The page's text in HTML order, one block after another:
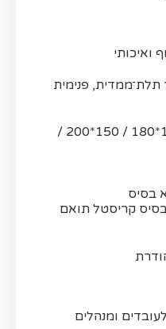
תלת־ממדית, פנימית
מידות:100*150 / 130*180 / 150*200 /
בסיס
קריסטל תואם
ומנהלים